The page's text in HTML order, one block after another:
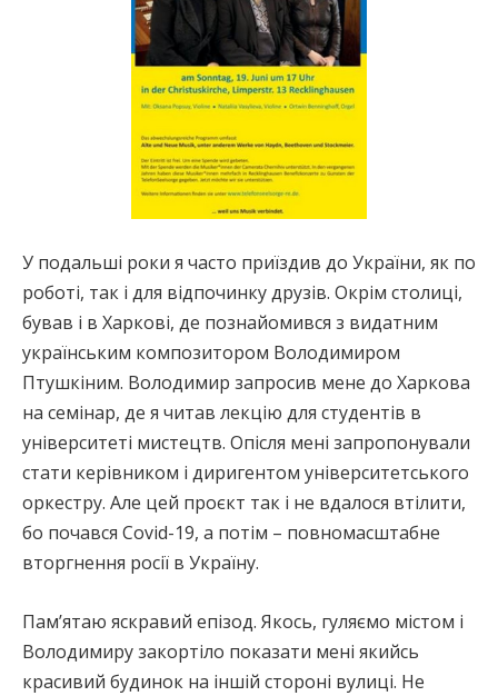
У подальші роки я часто приїздив до України, як по
роботі, так і для відпочинку друзів. Окрім столиці,
бував і в Харкові, де познайомився з видатним
українським композитором Володимиром
Птушкіним. Володимир запросив мене до Харкова
на семінар, де я читав лекцію для студентів в
університеті мистецтв. Опісля мені запропонували
стати керівником і диригентом університетського
оркестру. Але цей проєкт так і не вдалося втілити,
бо почався Covid-19, а потім – повномасштабне
вторгнення росії в Україну.
Пам’ятаю яскравий епізод. Якось, гуляємо містом і
Володимиру закортіло показати мені якийсь
красивий будинок на іншій стороні вулиці. Не